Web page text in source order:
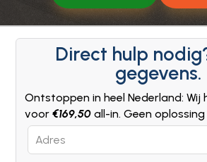
Direct hulp
gegevens.
Ontstoppen in heel Nederland: Wij
voor€169,50 all-in. Geen
Leave
this